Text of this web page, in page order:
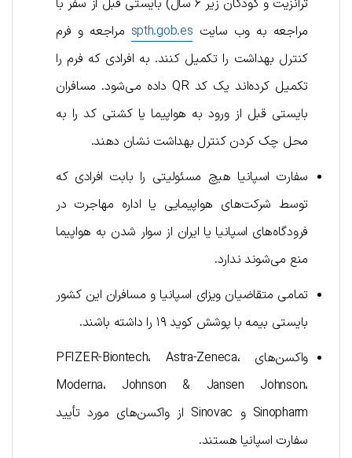
ترانزیت و کودکان زیر ۶ سال) بایستی قبل از سفر با
مراجعه به وب سایت spth.gob.es مراجعه و فرم
کنترل بهداشت را تکمیل کنند. به افرادی که فرم را
تکمیل کرده‌اند یک کد QR داده می‌شود. مسافران
بایستی قبل از ورود به هواپیما یا کشتی کد را به
محل چک کردن کنترل بهداشت نشان دهند.
سفارت اسپانیا هیچ مسئولیتی را بابت افرادی که
توسط شرکت‌های هواپیمایی یا اداره مهاجرت در
فرودگاه‌های اسپانیا یا ایران از سوار شدن به هواپیما
منع می‌شوند ندارد.
تمامی متقاضیان ویزای اسپانیا و مسافران این کشور
بایستی بیمه با پوشش کوید ۱۹ را داشته باشند.
واکسن‌های PFIZER-Biontech، Astra-Zeneca،
Moderna، Johnson & Jansen Johnson،
Sinopharm و Sinovac از واکسن‌های مورد تأیید
سفارت اسپانیا هستند.